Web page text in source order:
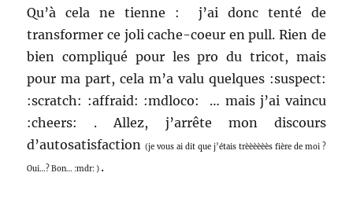
Qu’à cela ne tienne : j’ai donc tenté de
transformer ce joli cache-coeur en pull. Rien de
bien compliqué pour les pro du tricot, mais
pour ma part, cela m’a valu quelques :suspect:
:scratch: :affraid: :mdloco: … mais j’ai vaincu
:cheers: . Allez, j’arrête mon discours
d’autosatisfaction(je vous ai dit que j’étais trèèèèèès fière de moi ?
Oui…? Bon… :mdr: ) .